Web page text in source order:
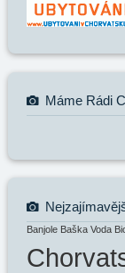
Máme Rádi
Banjole Baška Voda